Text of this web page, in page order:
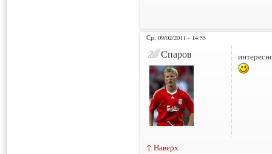
Ср, 09/02/2011 - 14:55
Спаров
↑ Наверх